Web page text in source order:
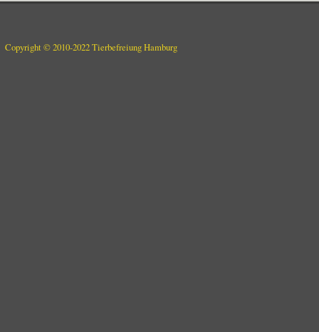
Copyright © 2010-2022 Tierbefreiung Hamburg